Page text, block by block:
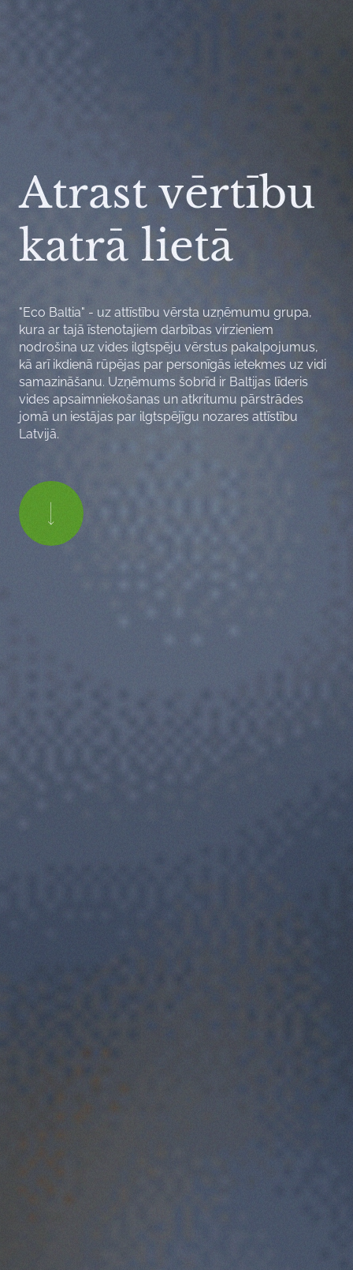
Atrast vērtību
katrā lietā
"Eco Baltia" - uz attīstību vērsta uzņēmumu grupa,
kura ar tajā īstenotajiem darbības virzieniem
nodrošina uz vides ilgtspēju vērstus pakalpojumus,
kā arī ikdienā rūpējas par personīgās ietekmes uz vidi
samazināšanu. Uzņēmums šobrīd ir Baltijas līderis
vides apsaimniekošanas un atkritumu pārstrādes
jomā un iestājas par ilgtspējīgu nozares attīstību
Latvijā.